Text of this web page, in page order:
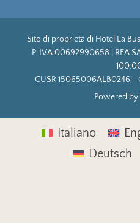
Sito di proprietà di Hotel La
P. IVA 00692990658 | REA
CUSR 15065006ALB0246 -
Powered by
Italiano
Deutsch